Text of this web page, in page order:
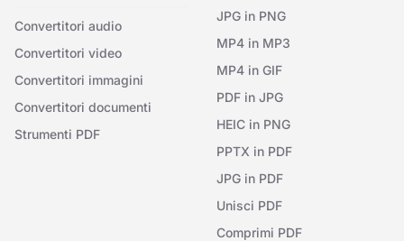
Convertitori audio
Convertitori video
Convertitori immagini
Convertitori documenti
Strumenti PDF
JPG in PNG
MP4 in MP3
MP4 in GIF
PDF in JPG
HEIC in PNG
PPTX in PDF
JPG in PDF
Unisci PDF
Comprimi PDF